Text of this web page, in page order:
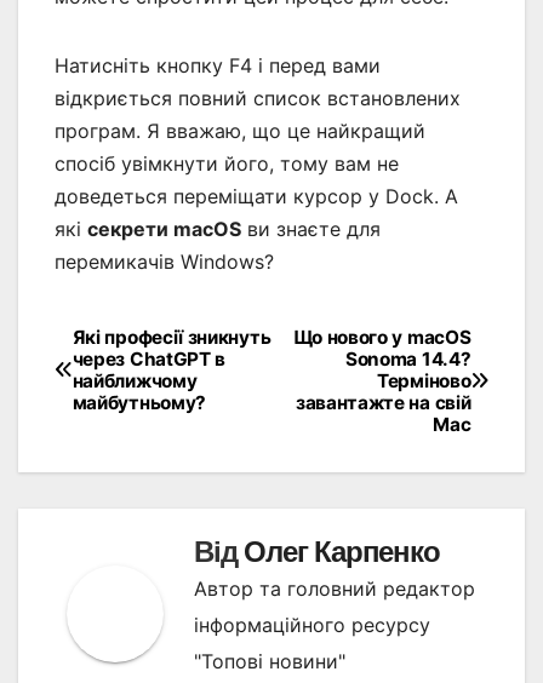
Натисніть кнопку F4 і перед вами
відкриється повний список встановлених
програм. Я вважаю, що це найкращий
спосіб увімкнути його, тому вам не
доведеться переміщати курсор у Dock. А
які секрети macOS ви знаєте для
перемикачів Windows?
Навігація
записів
Що нового у macOS
Sonoma 14.4?
Терміново
завантажте на свій
Mac
Які професії зникнуть
через ChatGPT в
найближчому
майбутньому?
ВідОлег Карпенко
Автор та головний редактор
інформаційного ресурсу
"Топові новини"